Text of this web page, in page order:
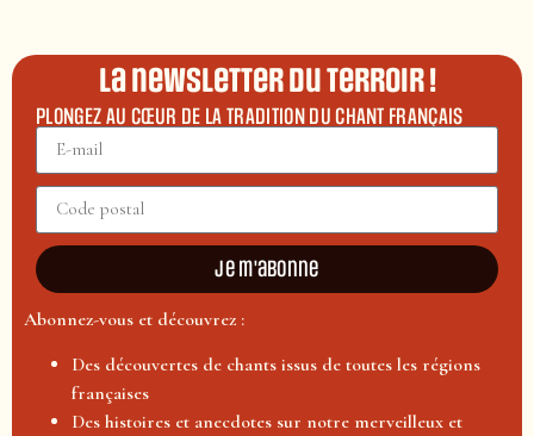
La newsletter du terroir !
PLONGEZ AU CŒUR DE LA TRADITION DU CHANT FRANÇAIS
Je m'abonne
Abonnez-vous et découvrez :
Des découvertes de chants issus de toutes les régions
françaises
Des histoires et anecdotes sur notre merveilleux et